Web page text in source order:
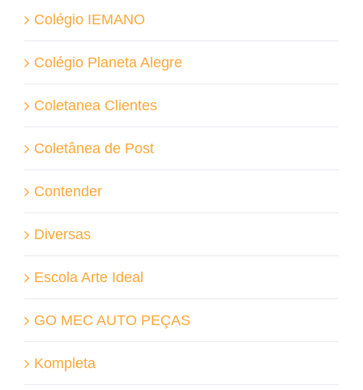
Colégio IEMANO
Colégio Planeta Alegre
Coletanea Clientes
Coletânea de Post
Contender
Diversas
Escola Arte Ideal
GO MEC AUTO PEÇAS
Kompleta